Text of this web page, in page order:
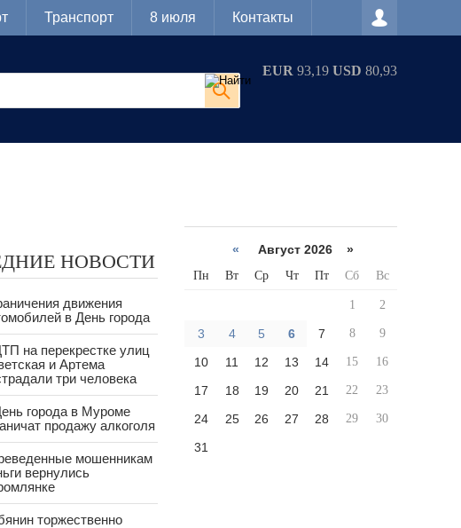
Транспорт 8 июля Контакты
EUR 93,19 USD 80,93
НОВОСТИ
движения
в День города
на перекрестке улиц
и Артема
три человека
города в Муроме
продажу алкоголя
мошенникам
вернулись
торжественно
« Август 2026 »
Пн Вт Ср Чт Пт Сб Вс
1 2
3 4 5 6 7 8 9
10 11 12 13 14 15 16
17 18 19 20 21 22 23
24 25 26 27 28 29 30
31